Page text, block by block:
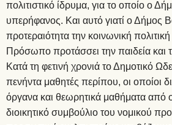
πολιτιστικό ίδρυμα, για το οποίο ο
υπερήφανος. Και αυτό γιατί ο Δήμος
προτεραιότητα την κοινωνική
Πρόσωπο προτάσσει την παιδεία και
Κατά τη φετινή χρονιά το Δημοτικό
πενήντα μαθητές περίπου, οι οποίοι
όργανα και θεωρητικά μαθήματα από
διοικητικό συμβούλιο του νομικού